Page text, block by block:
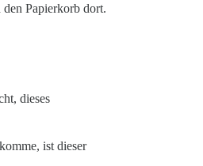
Papierkorb dort.
dieses
ist dieser